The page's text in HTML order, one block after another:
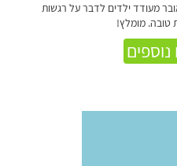
מעודד ילדים לדבר על רגשות
טובה. מומלץ!